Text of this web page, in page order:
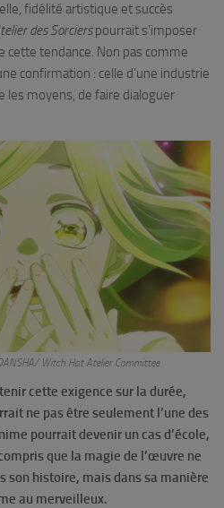
fidélité artistique et succès
des Sorcierspourrait s’imposer
cette tendance. Non pas comme
confirmation : celle d’une industrie
les moyens, de faire dialoguer
Witch Hat Atelier Committee
cette exigence sur la durée,
ne pas être seulement l’une des
pourrait devenir un cas d’école,
que la magie de l’œuvre ne
son histoire, mais dans sa manière
au merveilleux.